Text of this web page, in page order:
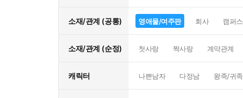
소재/관계 (공통) 영애물/여주판 회사 캠퍼스
소재/관계 (순정) 첫사랑 짝사랑 계약관계
캐릭터 나쁜남자 다정남 왕족/귀족